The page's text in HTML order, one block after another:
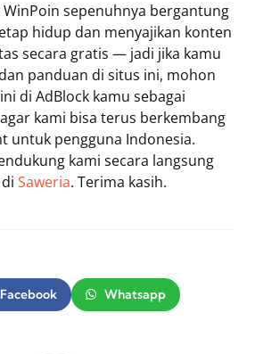
WinPoin sepenuhnya bergantung
hidup dan menyajikan konten
secara gratis — jadi jika kamu
panduan di situs ini, mohon
di AdBlock kamu sebagai
kami bisa terus berkembang
untuk pengguna Indonesia.
kami secara langsung
Saweria. Terima kasih.
Facebook Whatsapp